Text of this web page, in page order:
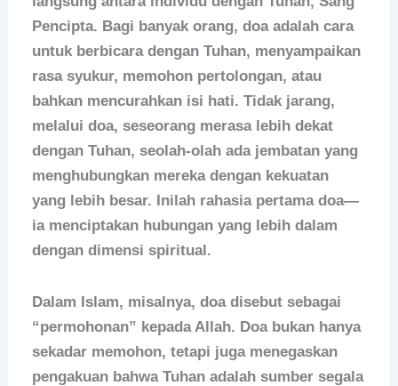
Pencipta. Bagi banyak orang, doa adalah cara
untuk berbicara dengan Tuhan, menyampaikan
rasa syukur, memohon pertolongan, atau
bahkan mencurahkan isi hati. Tidak jarang,
melalui doa, seseorang merasa lebih dekat
dengan Tuhan, seolah-olah ada jembatan yang
menghubungkan mereka dengan kekuatan
yang lebih besar. Inilah rahasia pertama doa—
ia menciptakan hubungan yang lebih dalam
dengan dimensi spiritual.
Dalam Islam, misalnya, doa disebut sebagai
“permohonan” kepada Allah. Doa bukan hanya
sekadar memohon, tetapi juga menegaskan
pengakuan bahwa Tuhan adalah sumber segala